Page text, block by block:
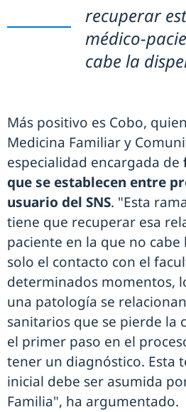
recuperar
médico-
cabe la
Más positivo es Cobo,
Medicina Familiar y
especialidad encargada de
que se establecen entre
usuario del SNS. "Esta
tiene que recuperar esa
paciente en la que no
solo el contacto con el
determinados momentos,
una patología se
sanitarios que se pierde la
el primer paso en el
tener un diagnóstico. Esta
inicial debe ser asumida
Familia", ha argumentado.